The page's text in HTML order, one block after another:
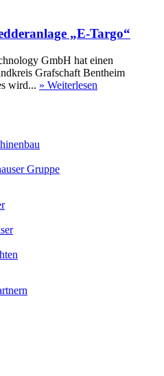
„E-Targo“
GmbH hat einen
Grafschaft Bentheim
wird... » Weiterlesen
Gruppe